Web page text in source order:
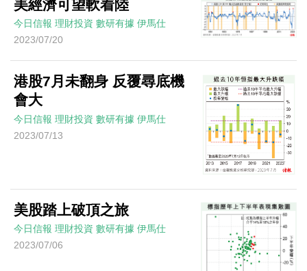
美經濟可望軟着陸
今日信報 理財投資 數研有據 伊馬仕
2023/07/20
港股7月未翻身 反覆尋底機
會大
今日信報 理財投資 數研有據 伊馬仕
2023/07/13
美股踏上破頂之旅
今日信報 理財投資 數研有據 伊馬仕
2023/07/06